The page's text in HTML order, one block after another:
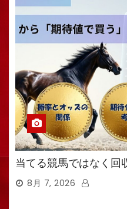
当てる競馬ではなく回
8月 7, 2026